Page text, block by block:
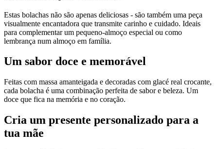
Estas bolachas não são apenas deliciosas - são também uma peça
visualmente encantadora que transmite carinho e cuidado. Ideais
para complementar um pequeno-almoço especial ou como
lembrança num almoço em família.
Um sabor doce e memorável
Feitas com massa amanteigada e decoradas com glacé real crocante,
cada bolacha é uma combinação perfeita de sabor e beleza. Um
doce que fica na memória e no coração.
Cria um presente personalizado para a
tua mãe